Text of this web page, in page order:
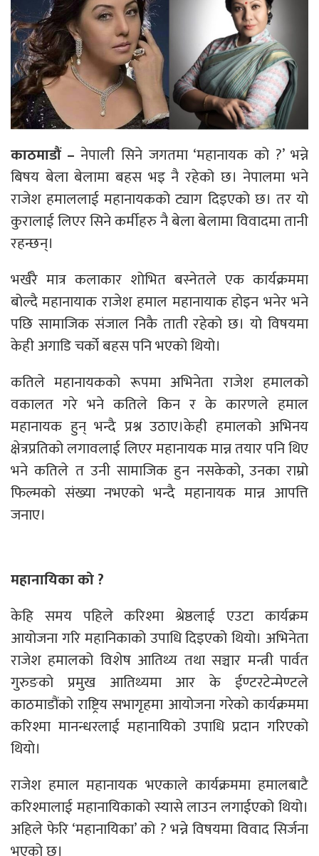
काठमाडौं – नेपाली सिने जगतमा ‘महानायक को ?’ भन्ने
बिषय बेला बेलामा बहस भइ नै रहेको छ। नेपालमा भने
राजेश हमाललाई महानायकको ट्याग दिइएको छ। तर यो
कुरालाई लिएर सिने कर्मीहरु नै बेला बेलामा विवादमा तानी
रहन्छन्।
भर्खरै मात्र कलाकार शोभित बस्नेतले एक कार्यक्रममा
बोल्दै महानायाक राजेश हमाल महानायाक होइन भनेर भने
पछि सामाजिक संजाल निकै ताती रहेको छ। यो विषयमा
केही अगाडि चर्को बहस पनि भएको थियो।
कतिले महानायकको रूपमा अभिनेता राजेश हमालको
वकालत गरे भने कतिले किन र के कारणले हमाल
महानायक हुन् भन्दै प्रश्न उठाए।केही हमालको अभिनय
क्षेत्रप्रतिको लगावलाई लिएर महानायक मान्न तयार पनि थिए
भने कतिले त उनी सामाजिक हुन नसकेको, उनका राम्रो
फिल्मको संख्या नभएको भन्दै महानायक मान्न आपत्ति
जनाए।
महानायिका को ?
केहि समय पहिले करिश्मा श्रेष्ठलाई एउटा कार्यक्रम
आयोजना गरि महानिकाको उपाधि दिइएको थियो। अभिनेता
राजेश हमालको विशेष आतिथ्य तथा सञ्चार मन्त्री पार्वत
गुरुङको प्रमुख आतिथ्यमा आर के ईण्टरटेन्मेण्टले
काठमाडौंको राष्ट्रिय सभागृहमा आयोजना गरेको कार्यक्रममा
करिश्मा मानन्धरलाई महानायिको उपाधि प्रदान गरिएको
थियाे।
राजेश हमाल महानायक भएकाले कार्यक्रममा हमालबाटै
करिश्मालाई महानायिकाको स्यासे लाउन लगाईएको थियो।
अहिले फेरि ‘महानायिका’ को ? भन्ने विषयमा विवाद सिर्जना